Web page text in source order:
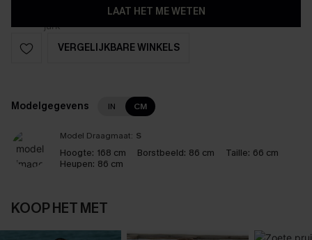
LAAT HET ME WETEN
VERGELIJKBARE WINKELS
Modelgegevens IN CM
Model Draagmaat: S
Hoogte: 168 cm Borstbeeld: 86 cm Taille: 66 cm
Heupen: 86 cm
KOOP HET MET